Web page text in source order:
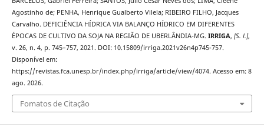
Agostinho de; PENHA, Henrique Gualberto Vilela; RIBEIRO FILHO, Jacques
Carvalho. DEFICIÊNCIA HÍDRICA VIA BALANÇO HÍDRICO EM DIFERENTES
ÉPOCAS DE CULTIVO DA SOJA NA REGIÃO DE UBERLÂNDIA-MG. IRRIGA, [S. l.],
v. 26, n. 4, p. 745–757, 2021. DOI: 10.15809/irriga.2021v26n4p745-757.
Disponível em:
https://revistas.fca.unesp.br/index.php/irriga/article/view/4074. Acesso em: 8
ago. 2026.
Fomatos de Citação